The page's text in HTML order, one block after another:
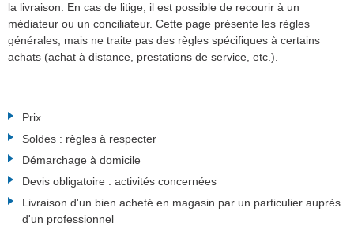
la livraison. En cas de litige, il est possible de recourir à un
médiateur ou un conciliateur. Cette page présente les règles
générales, mais ne traite pas des règles spécifiques à certains
achats (achat à distance, prestations de service, etc.).
Prix
Soldes : règles à respecter
Démarchage à domicile
Devis obligatoire : activités concernées
Livraison d'un bien acheté en magasin par un particulier auprès
d'un professionnel